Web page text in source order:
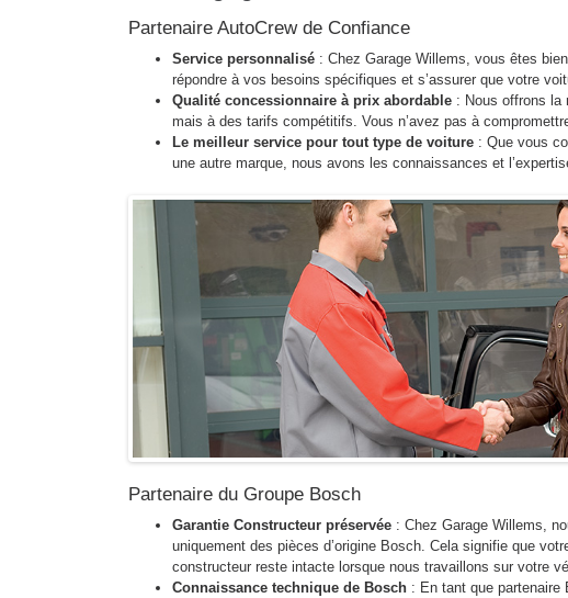
Partenaire AutoCrew de Confiance
Service personnalisé : Chez Garage Willems, vous êtes
répondre à vos besoins spécifiques et s’assurer que votre
Qualité concessionnaire à prix abordable : Nous offrons la
mais à des tarifs compétitifs. Vous n’avez pas à
Le meilleur service pour tout type de voiture : Que vous
une autre marque, nous avons les connaissances et
Partenaire du Groupe Bosch
Garantie Constructeur préservée : Chez Garage Willems,
uniquement des pièces d’origine Bosch. Cela signifie que
constructeur reste intacte lorsque nous travaillons sur votre
Connaissance technique de Bosch : En tant que partenaire